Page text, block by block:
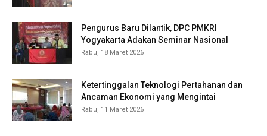
Pengurus Baru Dilantik, DPC PMKRI
Yogyakarta Adakan Seminar Nasional
Rabu, 18 Maret 2026
Ketertinggalan Teknologi Pertahanan dan
Ancaman Ekonomi yang Mengintai
Rabu, 11 Maret 2026